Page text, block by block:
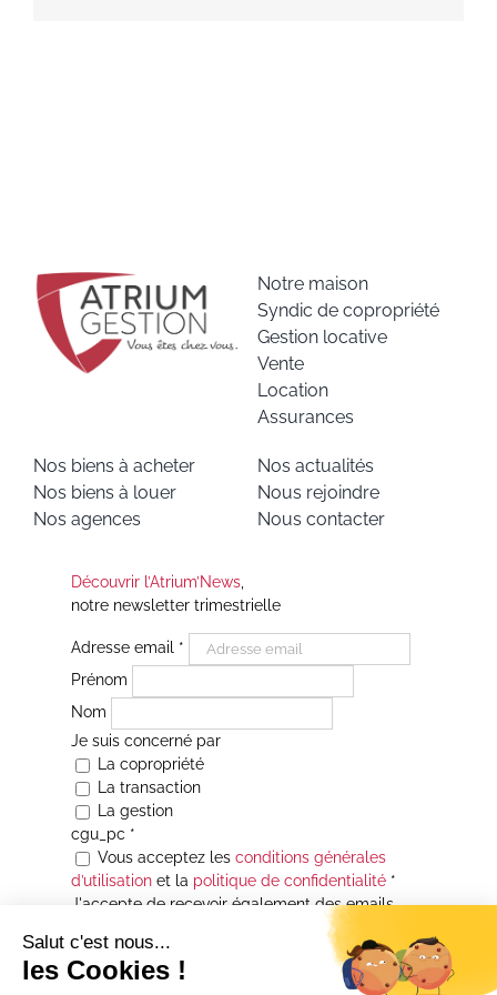
Notre maison
Syndic de copropriété
Gestion locative
Vente
Location
Assurances
Nos biens à acheter
Nos biens à louer
Nos agences
Nos actualités
Nous rejoindre
Nous contacter
Découvrir l’Atrium’News,
notre newsletter trimestrielle
Adresse email *
Prénom
Nom
Je suis concerné par
La copropriété
La transaction
La gestion
cgu_pc *
Vous acceptez les conditions générales
d’utilisationet la politique de confidentialité*
J'accepte de recevoir également des emails
Je souhaite être informé(e) de toutes les
actualités immobilières des agences de la
Maison Atrium Gestion. À tout moment, vous